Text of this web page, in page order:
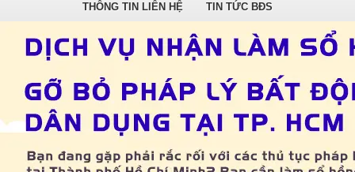
THÔNG TIN LIÊN HỆ TIN TỨC BĐS